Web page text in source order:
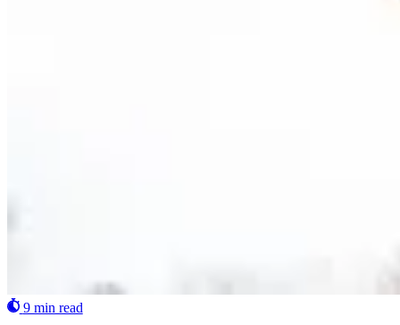
9 min read